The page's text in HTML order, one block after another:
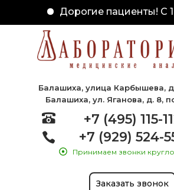
Дорогие пациенты! С 1
Балашиха, улица Карбышева, д.
Балашиха, ул. Яганова, д. 8,
+7 (495) 115-
+7 (929) 524-
Принимаем звонки
Заказать звонок